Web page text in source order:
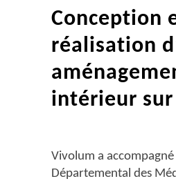
Conception
réalisation
intérieur sur
Vivolum a accompagné
Départemental des